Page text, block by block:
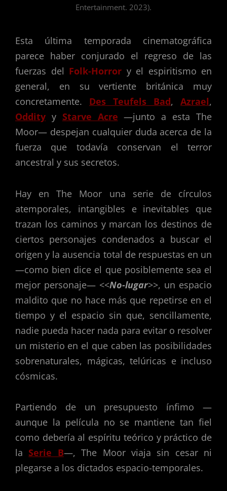
Entertainment. 2023).
Esta última temporada cinematográfica
parece haber conjurado el regreso de las
fuerzas del Folk-Horror y el espiritismo en
general, en su vertiente británica muy
concretamente. Des Teufels Bad, Azrael,
Oddity y Starve Acre —junto a esta The
Moor— despejan cualquier duda acerca de la
fuerza que todavía conservan el terror
ancestral y sus secretos.
Hay en The Moor una serie de círculos
atemporales, intangibles e inevitables que
trazan los caminos y marcan los destinos de
ciertos personajes condenados a buscar el
origen y la ausencia total de respuestas en un
—como bien dice el que posiblemente sea el
mejor personaje— <<No-lugar>>, un espacio
maldito que no hace más que repetirse en el
tiempo y el espacio sin que, sencillamente,
nadie pueda hacer nada para evitar o resolver
un misterio en el que caben las posibilidades
sobrenaturales, mágicas, telúricas e incluso
cósmicas.
Partiendo de un presupuesto ínfimo —
aunque la película no se mantiene tan fiel
como debería al espíritu teórico y práctico de
la Serie B—, The Moor viaja sin cesar ni
plegarse a los dictados espacio-temporales.